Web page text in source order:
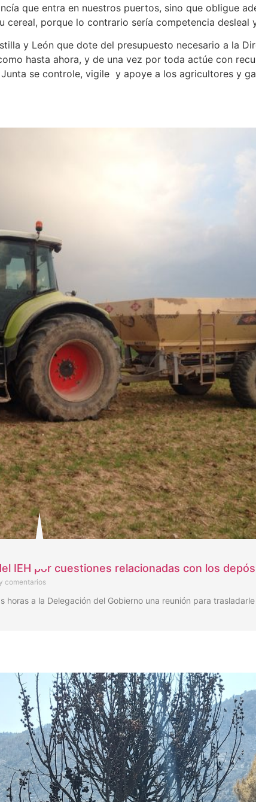
que entra en nuestros puertos, sino que obligue
porque lo contrario sería competencia
y León que dote del presupuesto necesario a la
hasta ahora, y de una vez por toda actúe con
se controle, vigile y apoye a los agricultores y
IEH por cuestiones relacionadas con los
comentarios
horas a la Delegación del Gobierno una reunión para